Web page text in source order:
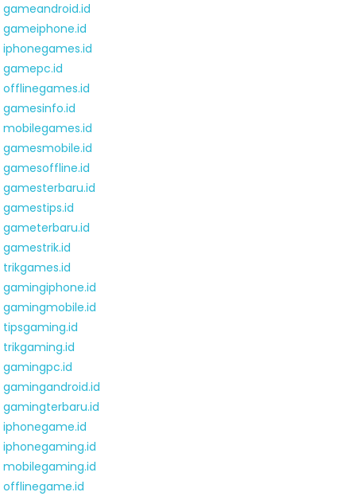
gameandroid.id
gameiphone.id
iphonegames.id
gamepc.id
offlinegames.id
gamesinfo.id
mobilegames.id
gamesmobile.id
gamesoffline.id
gamesterbaru.id
gamestips.id
gameterbaru.id
gamestrik.id
trikgames.id
gamingiphone.id
gamingmobile.id
tipsgaming.id
trikgaming.id
gamingpc.id
gamingandroid.id
gamingterbaru.id
iphonegame.id
iphonegaming.id
mobilegaming.id
offlinegame.id